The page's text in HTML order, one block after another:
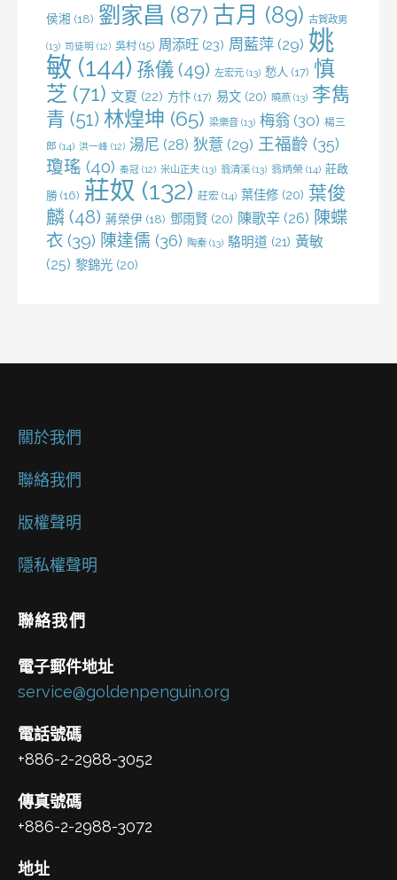
侯湘 (18) 劉家昌 (87) 古月 (89) 古賀政男
(13) 司徒明 (12) 吳村 (15) 周添旺 (23) 周藍萍 (29) 姚
敏 (144) 孫儀 (49) 左宏元 (13) 愁人 (17) 慎
芝 (71) 文夏 (22) 方忭 (17) 易文 (20) 曉燕 (13) 李雋
青 (51) 林煌坤 (65) 梁樂音 (13) 梅翁 (30) 楊三
郎 (14) 洪一峰 (12) 湯尼 (28) 狄薏 (29) 王福齡 (35)
瓊瑤 (40) 秦冠 (12) 米山正夫 (13) 翁清溪 (13) 翁炳榮 (14) 莊啟
勝 (16) 莊奴 (132) 莊宏 (14) 葉佳修 (20) 葉俊
麟 (48) 蔣榮伊 (18) 鄧雨賢 (20) 陳歌辛 (26) 陳蝶
衣 (39) 陳達儒 (36) 陶秦 (13) 駱明道 (21) 黃敏
(25) 黎錦光 (20)
關於我們
聯絡我們
版權聲明
隱私權聲明
聯絡我們
電子郵件地址
service@goldenpenguin.org
電話號碼
+886-2-2988-3052
傳真號碼
+886-2-2988-3072
地址